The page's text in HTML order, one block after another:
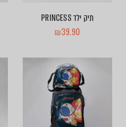
תיק ילד PRINCESS
₪39.90